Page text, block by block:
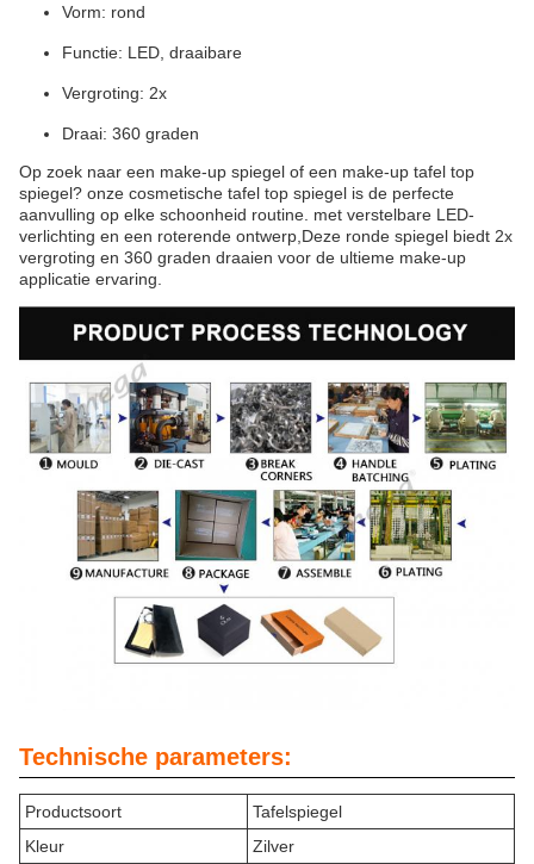
Vorm: rond
Functie: LED, draaibare
Vergroting: 2x
Draai: 360 graden
Op zoek naar een make-up spiegel of een make-up tafel top
spiegel? onze cosmetische tafel top spiegel is de perfecte
aanvulling op elke schoonheid routine. met verstelbare LED-
verlichting en een roterende ontwerp,Deze ronde spiegel biedt 2x
vergroting en 360 graden draaien voor de ultieme make-up
applicatie ervaring.
Technische parameters:
Productsoort
Tafelspiegel
Kleur
Zilver